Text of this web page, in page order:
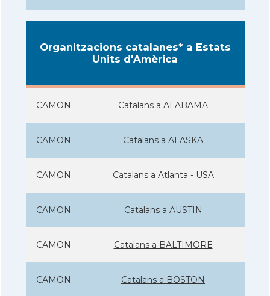
Organitzacions catalanes* a Estats
Units d'Amèrica
CAMON Catalans a ALABAMA
CAMON Catalans a ALASKA
CAMON Catalans a Atlanta - USA
CAMON Catalans a AUSTIN
CAMON Catalans a BALTIMORE
CAMON Catalans a BOSTON